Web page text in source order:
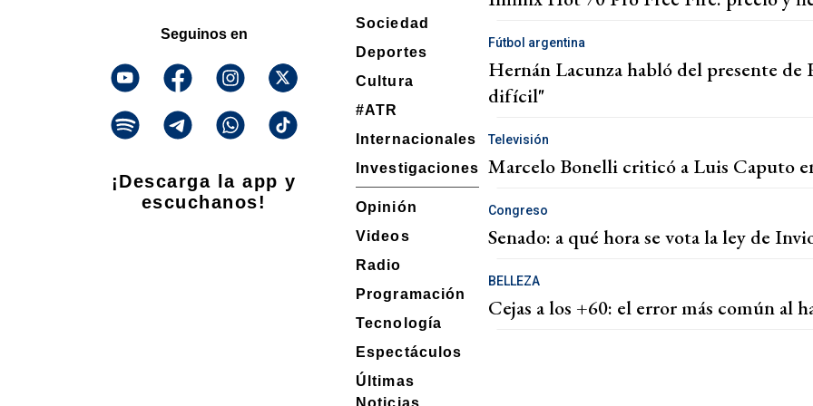
Seguinos en
¡Descarga la app y
escuchanos!
Sociedad
Deportes
Cultura
#ATR
Internacionales
Investigaciones
Opinión
Videos
Radio
Programación
Tecnología
Espectáculos
Últimas
Noticias
Fútbol argentina
Hernán Lacunza habló del presente
difícil"
Televisión
Marcelo Bonelli criticó a Luis Caputo
Congreso
Senado: a qué hora se vota la ley de
BELLEZA
Cejas a los +60: el error más común al